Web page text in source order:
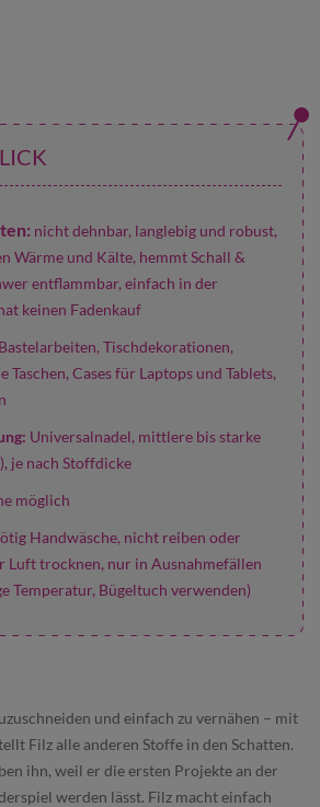
nicht dehnbar, langlebig und robust,
Wärme und Kälte, hemmt Schall &
entflammbar, einfach in der
keinen Fadenkauf
Bastelarbeiten, Tischdekorationen,
Taschen, Cases für Laptops und Tablets,
Universalnadel, mittlere bis starke
je nach Stoffdicke
möglich
Handwäsche, nicht reiben oder
Luft trocknen, nur in Ausnahmefällen
Temperatur, Bügeltuch verwenden)
und einfach zu vernähen – mit
Filz alle anderen Stoffe in den Schatten.
ihn, weil er die ersten Projekte an der
werden lässt. Filz macht einfach